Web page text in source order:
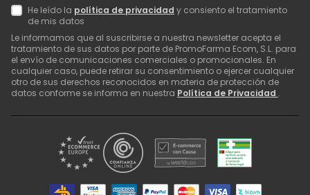
He leído la política de privacidad y consiento el tratamiento
de mis datos
Le informamos que al suscribirse a nuestra newsletter acepta el
tratamiento de sus datos por parte de PromoFarma Ecom, S.L. para
el envío de comunicaciones comerciales o promocionales. En
cualquier caso, puede retirar su consentimiento o ejercer cualquier
otro de sus derechos reconocidos en materia de protección de
datos conforme se informa en nuestra Política de Privacidad .